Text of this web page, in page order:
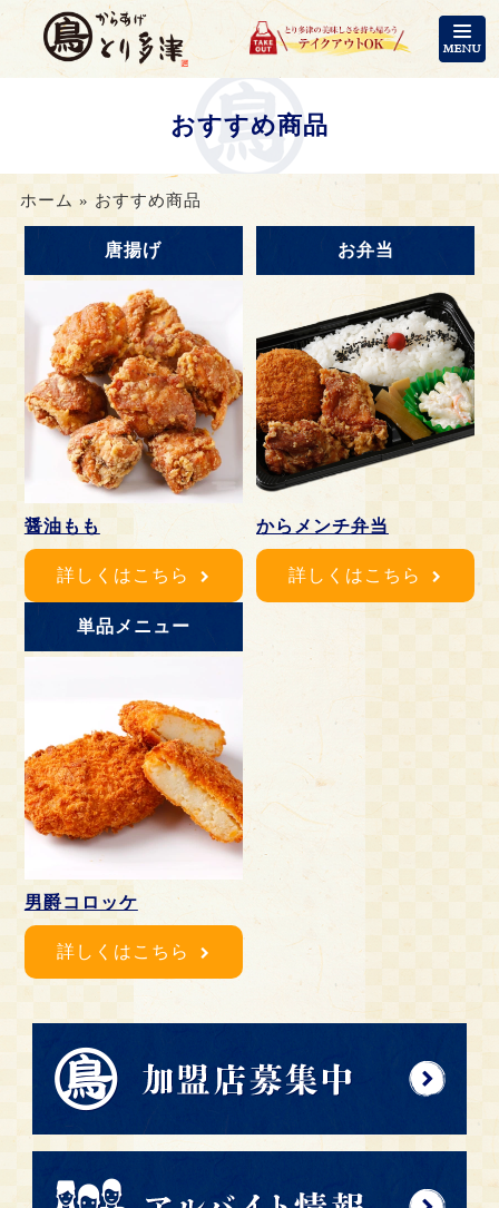
コ
おすすめ商品
ホーム » おすすめ商品
唐揚げ
醤油もも
詳しくはこちら
お弁当
からメンチ弁当
詳しくはこちら
単品メニュー
男爵コロッケ
詳しくはこちら